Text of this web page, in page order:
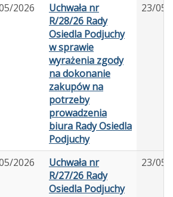
2026
Uchwała nr
R/28/26 Rady
Osiedla Podjuchy
w sprawie
wyrażenia zgody
na dokonanie
zakupów na
potrzeby
prowadzenia
biura Rady Osiedla
Podjuchy
23/05/
2026
Uchwała nr
R/27/26 Rady
Osiedla Podjuchy
23/05/